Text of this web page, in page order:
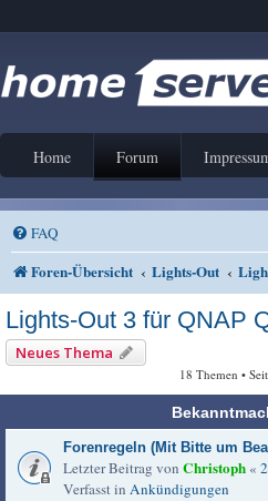
Home Forum
FAQ
Foren-Übersicht Lights-Out
Lights-Out 3 für QNAP
Neues Thema
18 Themen •
Forenregeln (Mit Bitte um
Letzter Beitrag von Christoph «
Verfasst in Ankündigungen